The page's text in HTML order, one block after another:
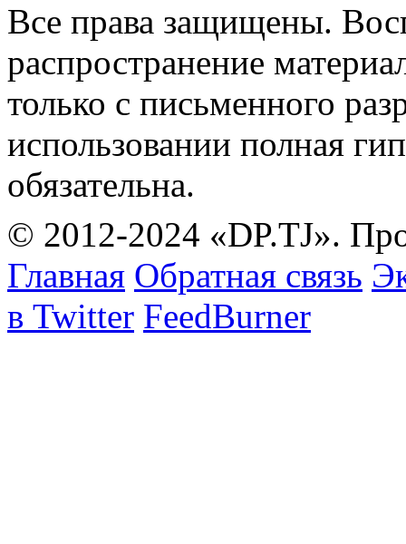
Все права защищены.
распространение
только с письменного
использовании полная
обязательна.
© 2012-2024 «DP.TJ».
Главная Обратная связь
в Twitter FeedBurner